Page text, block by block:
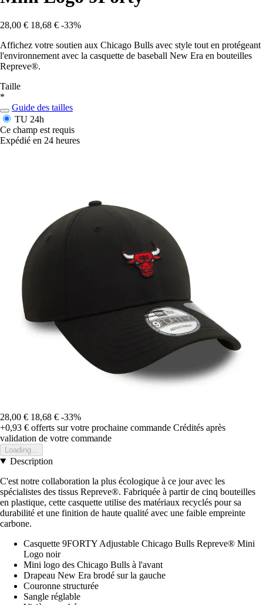
28,00 € 18,68 € -33%
Affichez votre soutien aux Chicago Bulls avec style tout en protégeant
l'environnement avec la casquette de baseball New Era en bouteilles
Repreve®.
Taille
*
Guide des tailles
TU 24h
Ce champ est requis
Expédié en 24 heures
28,00 € 18,68 € -33%
+0,93 € offerts sur votre prochaine commande Crédités après
validation de votre commande
Loading...
Description
C'est notre collaboration la plus écologique à ce jour avec les
spécialistes des tissus Repreve®. Fabriquée à partir de cinq bouteilles
en plastique, cette casquette utilise des matériaux recyclés pour sa
durabilité et une finition de haute qualité avec une faible empreinte
carbone.
Casquette 9FORTY Adjustable Chicago Bulls Repreve® Mini
Logo noir
Mini logo des Chicago Bulls à l'avant
Drapeau New Era brodé sur la gauche
Couronne structurée
Sangle réglable